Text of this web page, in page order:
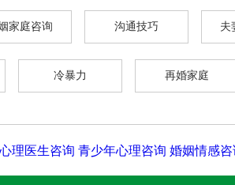
家庭咨询 沟通技巧 夫
冷暴力 再婚家庭
心理医生咨询 青少年心理咨询 婚姻情感咨